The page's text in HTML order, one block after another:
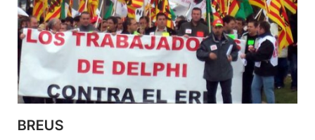
BREUS